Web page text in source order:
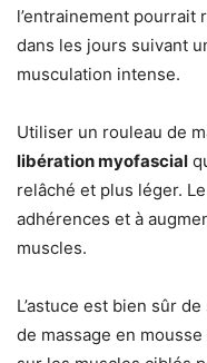
l’entrainement
dans les jours suivant
musculation intense.
Utiliser un rouleau de
libération myofascial
relâché et plus léger.
adhérences et à
muscles.
L’astuce est bien sûr
de massage en